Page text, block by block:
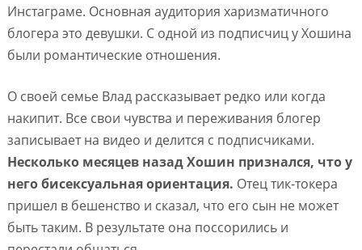
Инстаграме. Основная аудитория харизматичного
блогера это девушки. С одной из подписчиц у Хошина
были романтические отношения.
О своей семье Влад рассказывает редко или когда
накипит. Все свои чувства и переживания блогер
записывает на видео и делится с подписчиками.
Несколько месяцев назад Хошин признался, что у
него бисексуальная ориентация. Отец тик-токера
пришел в бешенство и сказал, что его сын не может
быть таким. В результате она поссорились и